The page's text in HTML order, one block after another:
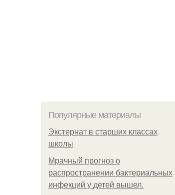
Популярные материалы
Экстернат в старших классах
школы
Мрачный прогноз о
распространении бактериальных
инфекций у детей вышел.